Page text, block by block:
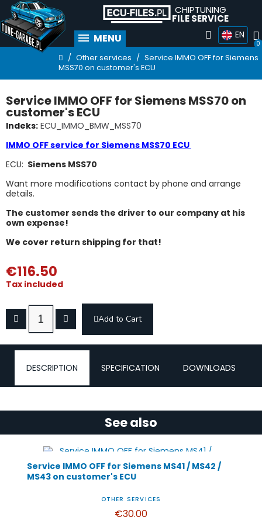
CHIPTUNING
FILE SERVICE
MENU EN
Other services
Service IMMO OFF for Siemens
MSS70 on customer's ECU
Service IMMO OFF for Siemens MSS70 on
customer's ECU
Indeks ECU_IMMO_BMW_MSS70
IMMO OFF service for Siemens MSS70 ECU
ECU: Siemens MSS70
Want more modifications contact by phone and arrange
details.
The customer sends the driver to our company at his
own expense!
We cover return shipping for that!
€116.50
Tax included
Add to Cart
DESCRIPTION SPECIFICATION DOWNLOADS
See also
Service IMMO OFF for Siemens MS41 / MS42 /
MS43 on customer's ECU
OTHER SERVICES
€30.00